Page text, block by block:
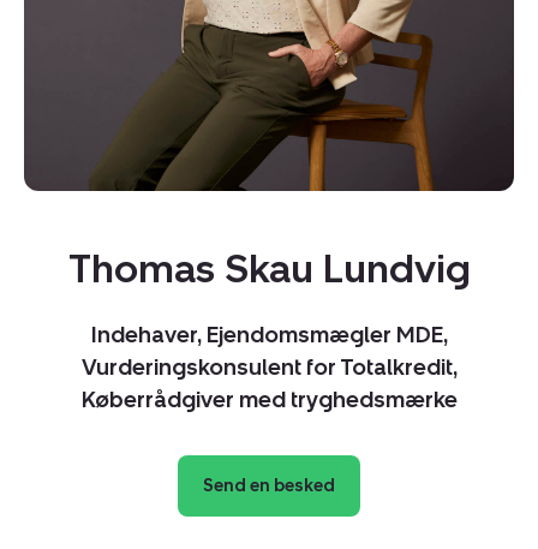
Thomas Skau Lundvig
Indehaver, Ejendomsmægler MDE,
Vurderingskonsulent for Totalkredit,
Køberrådgiver med tryghedsmærke
Send en besked
Kopier link
Del via mail